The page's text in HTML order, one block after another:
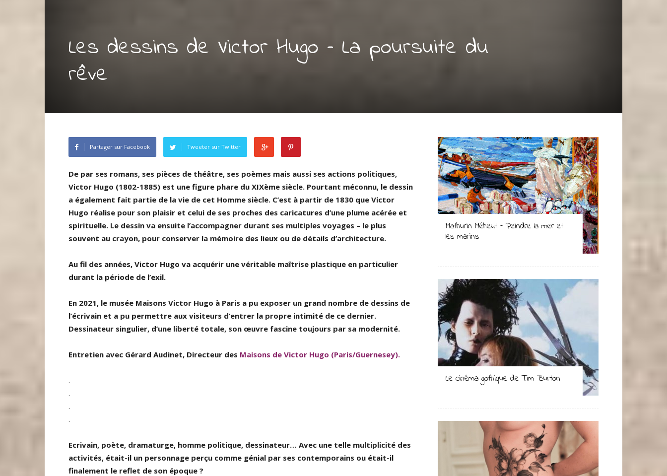
Les dessins de Victor Hugo – La poursuite du
rêve
Partager sur Facebook Tweeter sur Twitter
De par ses romans, ses pièces de théâtre, ses poèmes mais aussi ses actions politiques,
Victor Hugo (1802-1885) est une figure phare du XIXème siècle. Pourtant méconnu, le dessin
a également fait partie de la vie de cet Homme siècle. C’est à partir de 1830 que Victor
Hugo réalise pour son plaisir et celui de ses proches des caricatures d’une plume acérée et
spirituelle. Le dessin va ensuite l’accompagner durant ses multiples voyages – le plus
souvent au crayon, pour conserver la mémoire des lieux ou de détails d’architecture.
Au fil des années, Victor Hugo va acquérir une véritable maîtrise plastique en particulier
durant la période de l’exil.
En 2021, le musée Maisons Victor Hugo à Paris a pu exposer un grand nombre de dessins de
l’écrivain et a pu permettre aux visiteurs d’entrer la propre intimité de ce dernier.
Dessinateur singulier, d’une liberté totale, son œuvre fascine toujours par sa modernité.
Entretien avec Gérard Audinet, Directeur des Maisons de Victor Hugo (Paris/Guernesey).
.
.
.
.
Ecrivain, poète, dramaturge, homme politique, dessinateur… Avec une telle multiplicité des
activités, était-il un personnage perçu comme génial par ses contemporains ou était-il
finalement le reflet de son époque ?
Mathurin Méheut – Peindre la mer et
les marins
Le cinéma gothique de Tim Burton